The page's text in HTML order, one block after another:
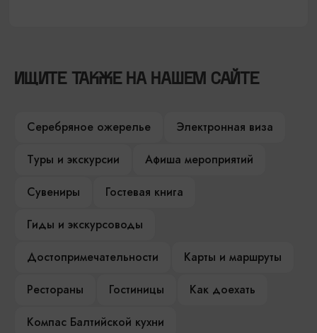
ИЩИТЕ ТАКЖЕ НА НАШЕМ САЙТЕ
Серебряное ожерелье
Электронная виза
Туры и экскурсии
Афиша мероприятий
Сувениры
Гостевая книга
Гиды и экскурсоводы
Достопримечательности
Карты и маршруты
Рестораны
Гостиницы
Как доехать
Компас Балтийской кухни